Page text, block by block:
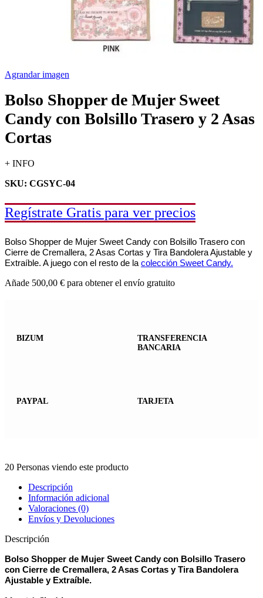
Agrandar imagen
Bolso Shopper de Mujer Sweet
Candy con Bolsillo Trasero y 2 Asas
Cortas
+ INFO
SKU: CGSYC-04
Regístrate Gratis para ver precios
Bolso Shopper de Mujer Sweet Candy con Bolsillo Trasero con
Cierre de Cremallera, 2 Asas Cortas y Tira Bandolera Ajustable y
Extraíble. A juego con el resto de lacolección Sweet Candy.
Añade 500,00 € para obtener el envío gratuito
BIZUM
TRANSFERENCIA
BANCARIA
PAYPAL TARJETA
20 Personas viendo este producto
Descripción
Información adicional
Valoraciones (0)
Envíos y Devoluciones
Descripción
Bolso Shopper de Mujer Sweet Candy con Bolsillo Trasero
con Cierre de Cremallera, 2 Asas Cortas y Tira Bandolera
Ajustable y Extraíble.